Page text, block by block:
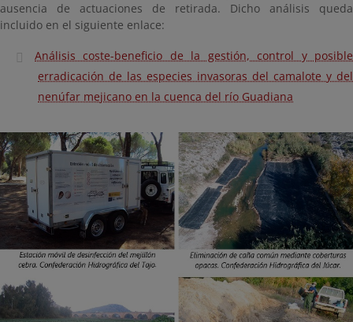
ausencia de actuaciones de retirada. Dicho análisis queda
incluido en el siguiente enlace:
Análisis coste-beneficio de la gestión, control y posible
erradicación de las especies invasoras del camalote y del
nenúfar mejicano en la cuenca del río Guadiana